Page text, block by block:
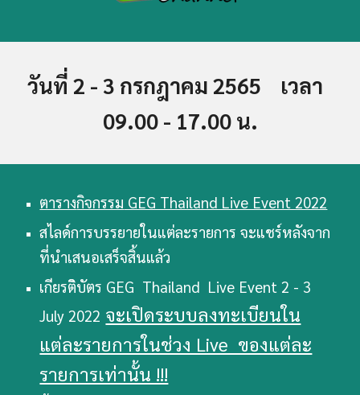
วันที่ 2 - 3 กรกฎาคม 2565    เวลา
09.00 - 17.00 น.
ตารางกิจกรรม GEG Thailand Live Event 2022
สไลด์การบรรยายในแต่ละรายการ จะแชร์หลังจาก
ที่นำเสนอเสร็จสิ้นแล้ว
เกียรติิบัตร GEG  Thailand  Live Event 2 - 3
July 2022 จะเปิดระบบลงทะเบียนใน
แต่ละรายการในช่วง Live  ของแต่ละ
รายการเท่านั้น !!!